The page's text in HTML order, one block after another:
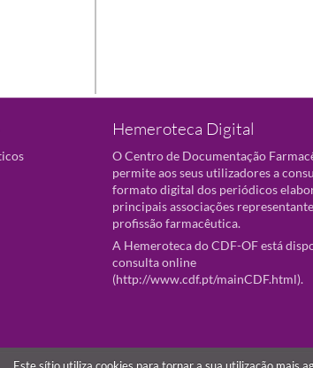
Hemeroteca Digital
O Centro de Documentação
permite aos seus utilizadores a
formato digital dos periódicos
principais associações
profissão farmacêutica.
A Hemeroteca do CDF-OF está
consulta online
(http://www.cdf.pt/mainCDF.html).
Este sítio utiliza cookies para tornar a sua utilização mais